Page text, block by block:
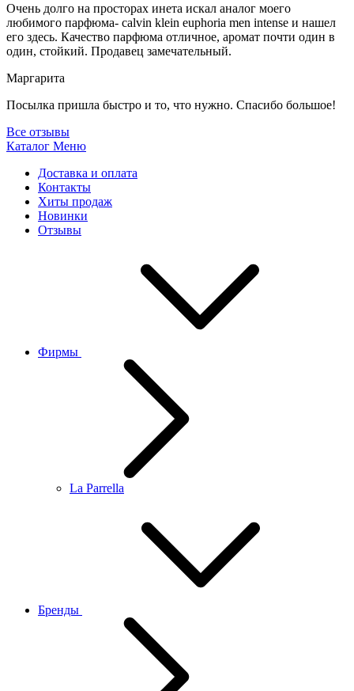
Очень долго на просторах инета искал аналог моего
любимого парфюма- calvin klein euphoria men intense и нашел
его здесь. Качество парфюма отличное, аромат почти один в
один, стойкий. Продавец замечательный.
Маргарита
Посылка пришла быстро и то, что нужно. Спасибо большое!
Все отзывы
Каталог Меню
Доставка и оплата
Контакты
Хиты продаж
Новинки
Отзывы
Фирмы
La Parrella
Бренды